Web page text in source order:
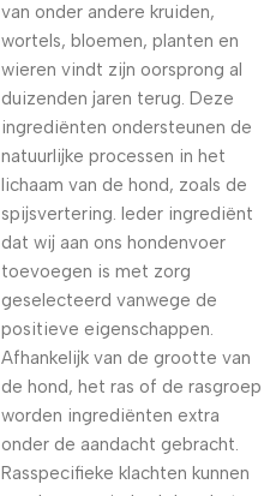
van onder andere kruiden,
wortels, bloemen, planten en
wieren vindt zijn oorsprong al
duizenden jaren terug. Deze
ingrediënten ondersteunen de
natuurlijke processen in het
lichaam van de hond, zoals de
spijsvertering. Ieder ingrediënt
dat wij aan ons hondenvoer
toevoegen is met zorg
geselecteerd vanwege de
positieve eigenschappen.
Afhankelijk van de grootte van
de hond, het ras of de rasgroep
worden ingrediënten extra
onder de aandacht gebracht.
Rasspecifieke klachten kunnen